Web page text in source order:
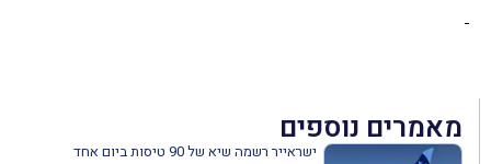
מאמרים נוספים
ישראייר רשמה שיא של 90 טיסות ביום אחד